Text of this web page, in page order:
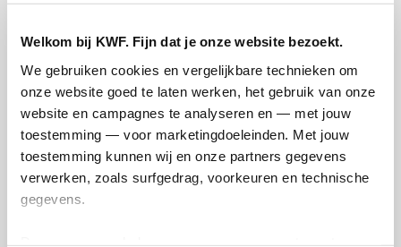
Welkom bij KWF. Fijn dat je onze website bezoekt.
We gebruiken cookies en vergelijkbare technieken om
onze website goed te laten werken, het gebruik van onze
website en campagnes te analyseren en — met jouw
toestemming — voor marketingdoeleinden. Met jouw
toestemming kunnen wij en onze partners gegevens
verwerken, zoals surfgedrag, voorkeuren en technische
gegevens.
Denzell's badges